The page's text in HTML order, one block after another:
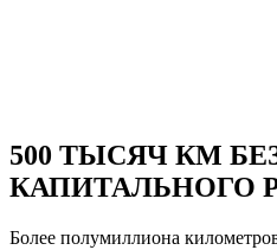
500 ТЫСЯЧ КМ
КАПИТАЛЬНОГО
Более полумиллиона